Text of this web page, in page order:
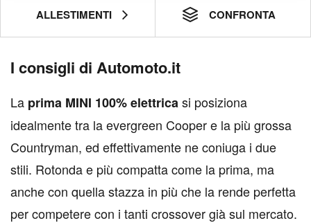
ALLESTIMENTI CONFRONTA
I consigli di Automoto.it
La prima MINI 100% elettricasi posiziona
idealmente tra la evergreen Cooper e la più grossa
Countryman, ed effettivamente ne coniuga i due
stili. Rotonda e più compatta come la prima, ma
anche con quella stazza in più che la rende perfetta
per competere con i tanti crossover già sul mercato.